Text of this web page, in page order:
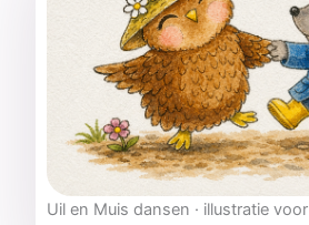
Uil en Muis dansen · illustratie voor